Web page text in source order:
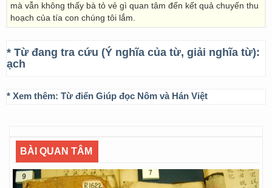
mà vẫn không thấy bà tỏ vẻ gì quan tâm đến kết quả chuyến thu
hoạch của tía con chúng tôi lắm.
* Từ đang tra cứu (Ý nghĩa của từ, giải nghĩa từ):
ạch
* Xem thêm: Từ điển Giúp đọc Nôm và Hán Việt
BÀI QUAN TÂM